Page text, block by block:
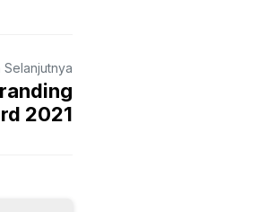
Selanjutnya
2021